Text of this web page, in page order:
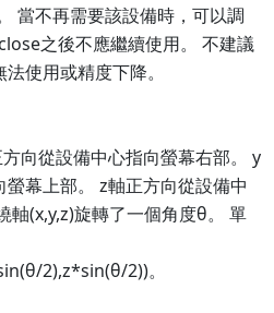
當不再需要該設備時，可以調
之後不應繼續使用。 不建議
使用或精度下降。
向從設備中心指向螢幕右部。 y
幕上部。 z軸正方向從設備中
軸(x,y,z)旋轉了一個角度θ。 單
2),z*sin(θ/2))。